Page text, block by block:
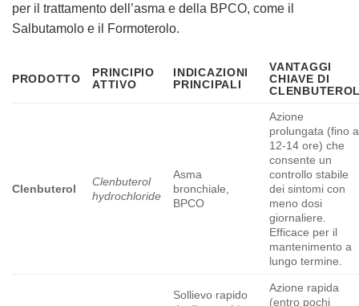
per il trattamento dell’asma e della BPCO, come il
Salbutamolo e il Formoterolo.
PRODOTTO
PRINCIPIO
ATTIVO
INDICAZIONI
PRINCIPALI
VANTAGGI
CHIAVE DI
Clenbuterol
Clenbuterol
hydrochloride
Asma
bronchiale,
BPCO
Azione
prolungata (fino a
12-14 ore) che
consente un
controllo stabile
dei sintomi con
meno dosi
giornaliere.
Efficace per il
mantenimento a
lungo termine.
Sollievo rapido
Azione rapida
(entro pochi